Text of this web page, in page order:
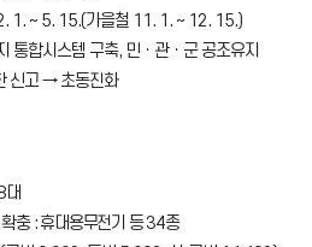
1. ~ 5. 15.(가을철 11. 1. ~ 12. 15.)
통합시스템 구축, 민ㆍ관ㆍ군 공조유지
신고 → 초동진화
대
충 : 휴대용무전기 등 34종